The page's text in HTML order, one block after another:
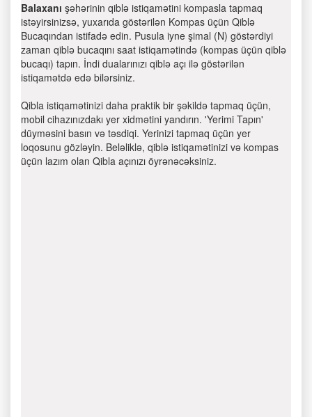
Balaxanı şəhərinin qiblə istiqamətini kompasla tapmaq
istəyirsinizsə, yuxarıda göstərilən Kompas üçün Qiblə
Bucaqından istifadə edin. Pusula iyne şimal (N) göstərdiyi
zaman qiblə bucaqını saat istiqamətində (kompas üçün qiblə
bucaqı) tapın. İndi dualarınızı qiblə açı ilə göstərilən
istiqamətdə edə bilərsiniz.
Qibla istiqamətinizi daha praktik bir şəkildə tapmaq üçün,
mobil cihazınızdakı yer xidmətini yandırın. 'Yerimi Tapın'
düyməsini basın və təsdiqi. Yerinizi tapmaq üçün yer
loqosunu gözləyin. Beləliklə, qiblə istiqamətinizi və kompas
üçün lazım olan Qibla açınızı öyrənəcəksiniz.